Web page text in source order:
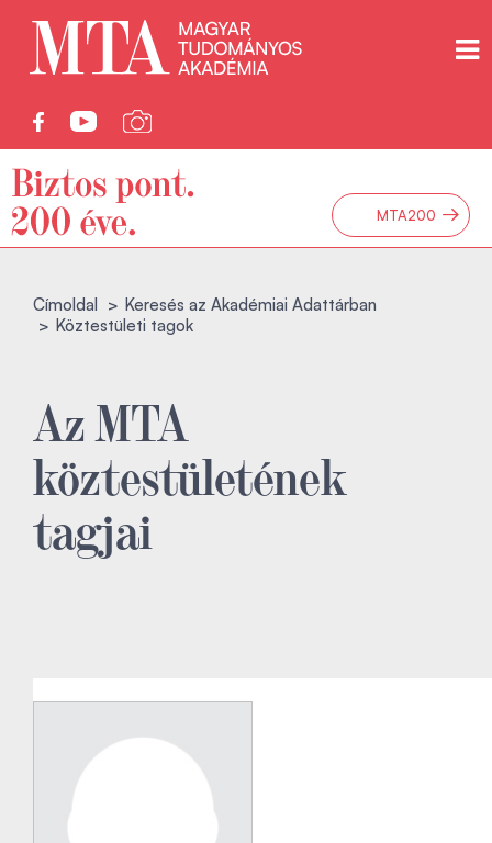
MTA200 →
Címoldal
Keresés az Akadémiai Adattárban
Köztestületi tagok
Az MTA
köztestületének
tagjai